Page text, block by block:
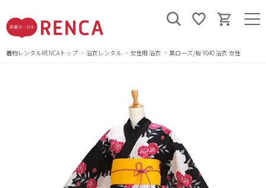
着物レンタルRENCAトップ 浴衣レンタル 女性用 浴衣 黒ローズ/桜 Y040 浴衣 女性